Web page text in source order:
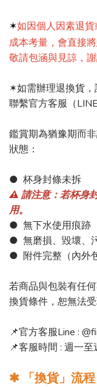
✶如因個人因素退
成本考量，會直接
敬請包涵與見諒，謝
✶如需辦理退換貨，
聯繫官方客服（
鑑賞期為猶豫期而
狀態：
● 杯身封條未拆
⚠️ 請注意：若杯身
用。
● 無下水使用痕跡
● 無磨損、毀壞、
● 附件完整（內外
若商品與包裝有任
換貨條件，恕無法受
📌官方客服Line :
📌客服時間 : 週一
✱ 「換貨」流程